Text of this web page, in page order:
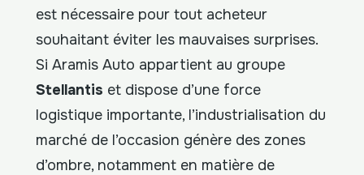
est nécessaire pour tout acheteur
souhaitant éviter les mauvaises surprises.
Si Aramis Auto appartient au groupe
Stellantis et dispose d’une force
logistique importante, l’industrialisation du
marché de l’occasion génère des zones
d’ombre, notamment en matière de